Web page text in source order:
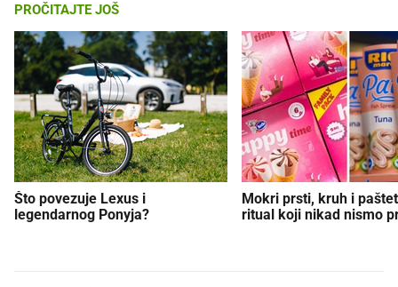
PROČITAJTE JOŠ
Što povezuje Lexus i
legendarnog Ponyja?
Mokri prsti, kruh i
ritual koji nikad nismo